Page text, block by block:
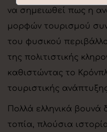
να σημειωθεί πως η
μορφών τουρισμού
του φυσικού
της πολιτιστικής
καθιστώντας το
τουριστικής
Πολλά ελληνικά βουνά
τοπία, πλούσια